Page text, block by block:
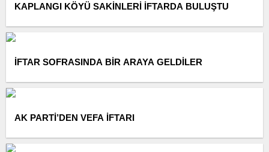
KAPLANGI KÖYÜ SAKİNLERİ İFTARDA BULUŞTU
İFTAR SOFRASINDA BİR ARAYA GELDİLER
AK PARTİ’DEN VEFA İFTARI